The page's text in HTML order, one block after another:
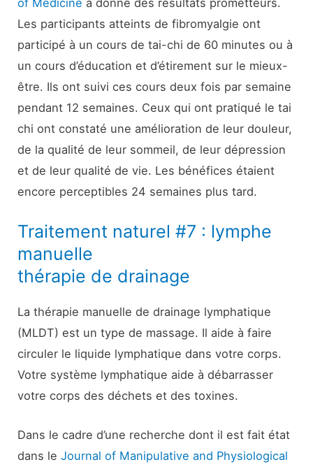
Les participants atteints de fibromyalgie ont
participé à un cours de tai-chi de 60 minutes ou à
un cours d’éducation et d’étirement sur le mieux-
être. Ils ont suivi ces cours deux fois par semaine
pendant 12 semaines. Ceux qui ont pratiqué le tai
chi ont constaté une amélioration de leur douleur,
de la qualité de leur sommeil, de leur dépression
et de leur qualité de vie. Les bénéfices étaient
encore perceptibles 24 semaines plus tard.
Traitement naturel #7 : lymphe
manuelle
thérapie de drainage
La thérapie manuelle de drainage lymphatique
(MLDT) est un type de massage. Il aide à faire
circuler le liquide lymphatique dans votre corps.
Votre système lymphatique aide à débarrasser
votre corps des déchets et des toxines.
Dans le cadre d’une recherche dont il est fait état
dans leJournal of Manipulative and Physiological